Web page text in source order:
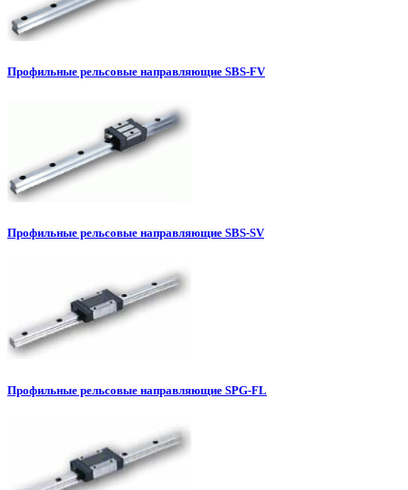
Профильные рельсовые направляющие SBS-FV
Профильные рельсовые направляющие SBS-SV
Профильные рельсовые направляющие SPG-FL